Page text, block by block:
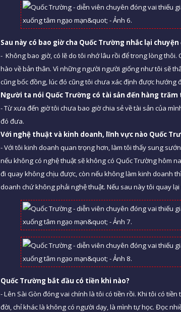
Sau này có bao giờ cha Quốc Trường nhắc lại chuyện
- Không bao giờ, có lẽ do tôi nhớ lâu rồi để trong lòng
hào về bản thân. Vì những người người giống như tôi sẽ
cũng bốc đồng, lúc đó cũng tôi chưa xác định được hướng
Người ta nói Quốc Trường có tài sản đến hàng
- Từ xưa đến giờ tôi chưa bao giờ chia sẻ về tài sản của
đó đưa.
Với nghệ thuật và kinh doanh, lĩnh vực nào Quốc
- Với tôi kinh doanh quan trọng hơn, làm tôi thấy sung
nếu không có nghệ thuật sẽ không có Quốc Trường hôm
đi quay không chịu được, còn nếu không làm kinh doanh
doanh chứ không phải nghệ thuật. Nếu sau này tôi quay
Quốc Trường bắt đầu có tiền khi nào?
- Lên Sài Gòn đóng vai chính là tôi có tiền rồi. Khi tôi có
đời, chỉ khác là không có người dạy, là mình tự học. Đọc